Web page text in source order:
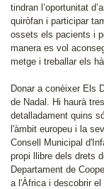
tindran l’oportunitat
quiròfan i participar
ossets els pacients i
manera es vol
metge i treballar els
Donar a conèixer Els
de Nadal. Hi haurà
detalladament quins
l'àmbit europeu i la
Consell Municipal
propi llibre dels drets
Departament de
a l'Àfrica i descobrir